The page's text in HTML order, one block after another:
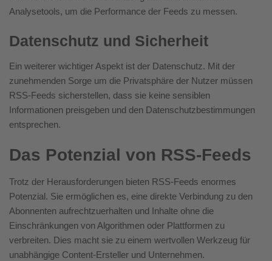
Analysetools, um die Performance der Feeds zu messen.
Datenschutz und Sicherheit
Ein weiterer wichtiger Aspekt ist der Datenschutz. Mit der
zunehmenden Sorge um die Privatsphäre der Nutzer müssen
RSS-Feeds sicherstellen, dass sie keine sensiblen
Informationen preisgeben und den Datenschutzbestimmungen
entsprechen.
Das Potenzial von RSS-Feeds
Trotz der Herausforderungen bieten RSS-Feeds enormes
Potenzial. Sie ermöglichen es, eine direkte Verbindung zu den
Abonnenten aufrechtzuerhalten und Inhalte ohne die
Einschränkungen von Algorithmen oder Plattformen zu
verbreiten. Dies macht sie zu einem wertvollen Werkzeug für
unabhängige Content-Ersteller und Unternehmen.